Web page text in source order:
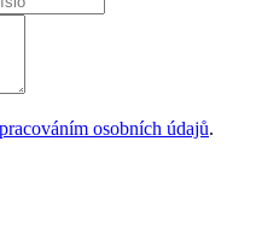
osobních údajů.